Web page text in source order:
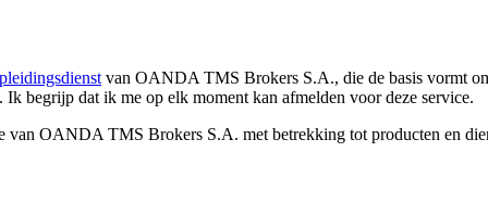
van OANDA TMS Brokers S.A., die de basis vormt
Ik begrijp dat ik me op elk moment kan afmelden voor deze service.
OANDA TMS Brokers S.A. met betrekking tot producten en